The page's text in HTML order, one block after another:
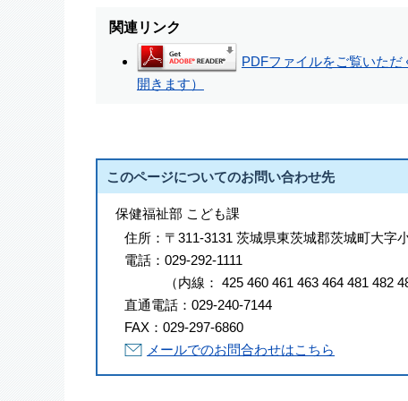
関連リンク
PDFファイルをご覧いた
開きます）
このページについてのお問い合わせ先
保健福祉部 こども課
住所： 〒311-3131 茨城県東茨城郡茨城町大字
電話： 029-292-1111
（内線 ： 425 460 461 463 464 481 482
直通電話： 029-240-7144
FAX： 029-297-6860
メールでのお問合わせはこちら